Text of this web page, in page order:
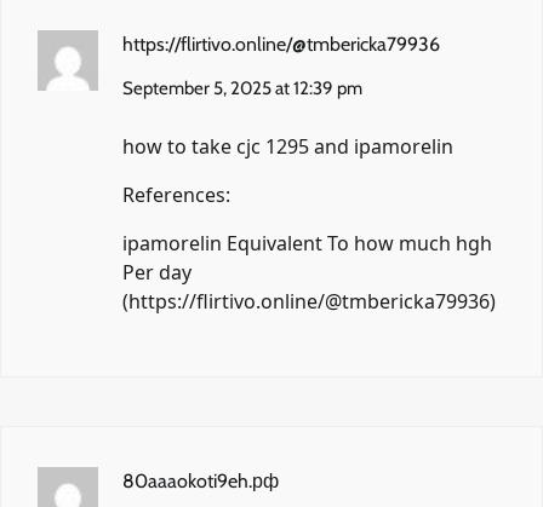
https://flirtivo.online/@tmbericka79936
September 5, 2025 at 12:39 pm
how to take cjc 1295 and ipamorelin
References:
ipamorelin Equivalent To how much hgh
Per day
(https://flirtivo.online/@tmbericka79936)
80aaaokoti9eh.рф